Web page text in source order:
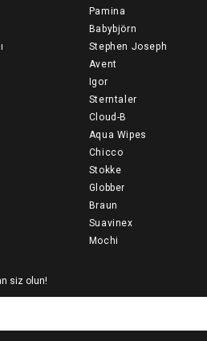
Pamina
Babybjörn
Stephen Joseph
Avent
Igor
Sterntaler
Cloud-B
Aqua Wipes
Chicco
Stokke
Globber
Braun
Suavinex
Mochi
siz olun!